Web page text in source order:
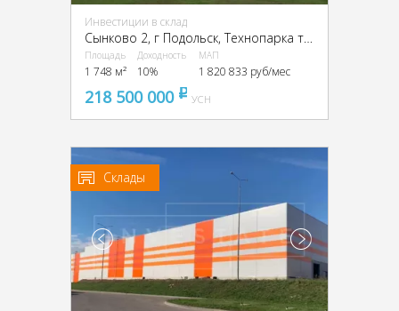
Инвестиции в склад
Сынково 2, г Подольск, Технопарка тер, 10, стр. 1
Площадь
1 748 м²
Доходность
10%
МАП
1 820 833 руб/мес
218 500 000 pуб
УСН
Склады